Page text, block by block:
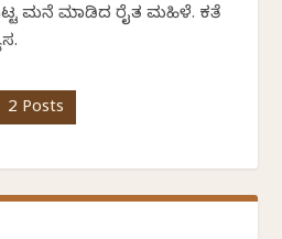
ಮನೆ ಮಾಡಿದ ರೈತ ಮಹಿಳೆ. ಕತೆ
2 Posts